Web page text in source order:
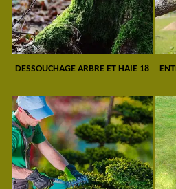
DESSOUCHAGE ARBRE ET HAIE 18